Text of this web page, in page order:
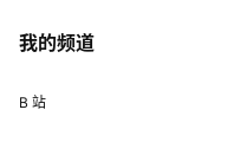
我的频道
B 站